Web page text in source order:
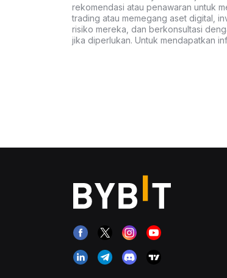
rekomendasi atau penawaran untuk
trading atau memegang aset digital,
risiko mereka, dan berkonsultasi
jika diperlukan. Untuk mendapatkan